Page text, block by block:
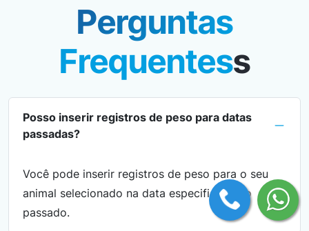
Perguntas
Frequentess
Posso inserir registros de peso para datas
passadas?
Você pode inserir registros de peso para o seu
animal selecionado na data especificada no
passado.